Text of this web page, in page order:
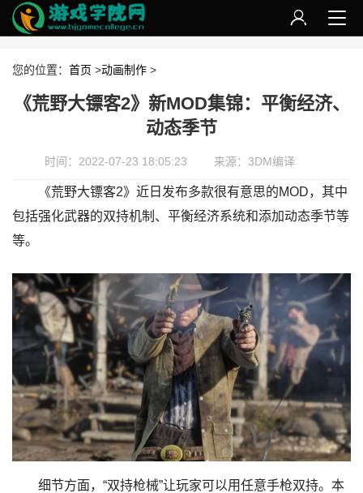
您的位置： 首页 >动画制作 >
《荒野大镖客2》新MOD集锦：平衡经济、
动态季节
时间：2022-07-23 18:05:23 来源：3DM编译
《荒野大镖客2》近日发布多款很有意思的MOD，其中
包括强化武器的双持机制、平衡经济系统和添加动态季节等
等。
细节方面，“双持枪械”让玩家可以用任意手枪双持。本